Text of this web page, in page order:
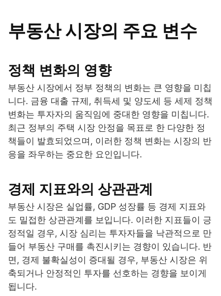
부동산 시장의 주요 변수
정책 변화의 영향
부동산 시장에서 정부 정책의 변화는 큰 영향을 미칩
니다. 금융 대출 규제, 취득세 및 양도세 등 세제 정책
변화는 투자자의 움직임에 중대한 영향을 미칩니다.
최근 정부의 주택 시장 안정을 목표로 한 다양한 정
책들이 발효되었으며, 이러한 정책 변화는 시장의 반
응을 좌우하는 중요한 요인입니다.
경제 지표와의 상관관계
부동산 시장은 실업률, GDP 성장률 등 경제 지표와
도 밀접한 상관관계를 보입니다. 이러한 지표들이 긍
정적일 경우, 시장 심리는 투자자들을 낙관적으로 만
들어 부동산 구매를 촉진시키는 경향이 있습니다. 반
면, 경제 불확실성이 증대될 경우, 부동산 시장은 위
축되거나 안정적인 투자를 선호하는 경향을 보이게
됩니다.